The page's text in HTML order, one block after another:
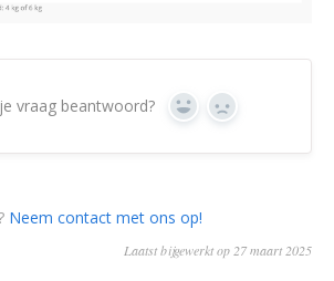
vraag beantwoord? Ja Geen
Neem contact met ons op!
Laatst bijgewerkt op 27 maart 2025